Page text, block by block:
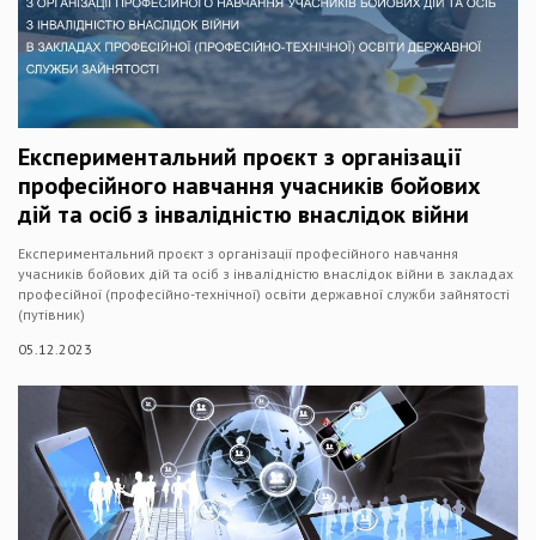
Експериментальний проєкт з організації
професійного навчання учасників бойових
дій та осіб з інвалідністю внаслідок війни
Експериментальний проєкт з організації професійного навчання
учасників бойових дій та осіб з інвалідністю внаслідок війни в закладах
професійної (професійно-технічної) освіти державної служби зайнятості
(путівник)
05.12.2023